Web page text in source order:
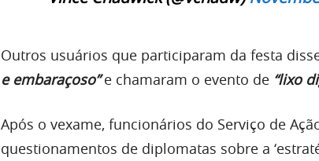
Outros usuários que participaram da festa
e embaraçoso”e chamaram o evento de “lixo
Após o vexame, funcionários do Serviço de
questionamentos de diplomatas sobre a